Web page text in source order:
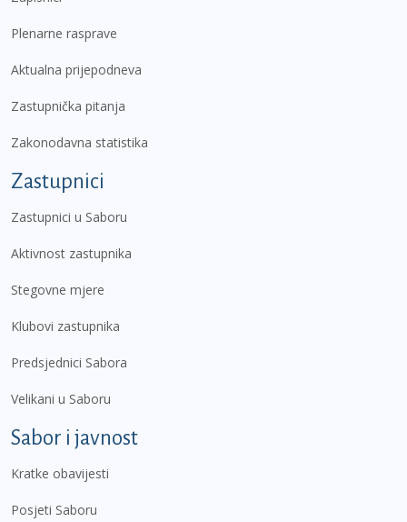
Plenarne rasprave
Aktualna prijepodneva
Zastupnička pitanja
Zakonodavna statistika
Zastupnici
Zastupnici u Saboru
Aktivnost zastupnika
Stegovne mjere
Klubovi zastupnika
Predsjednici Sabora
Velikani u Saboru
Sabor i javnost
Kratke obavijesti
Posjeti Saboru